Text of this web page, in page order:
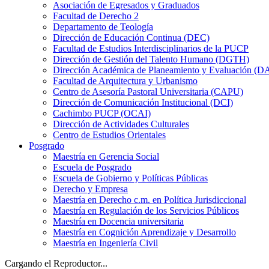
Asociación de Egresados y Graduados
Facultad de Derecho 2
Departamento de Teología
Dirección de Educación Continua (DEC)
Facultad de Estudios Interdisciplinarios de la PUCP
Dirección de Gestión del Talento Humano (DGTH)
Dirección Académica de Planeamiento y Evaluación
Facultad de Arquitectura y Urbanismo
Centro de Asesoría Pastoral Universitaria (CAPU)
Dirección de Comunicación Institucional (DCI)
Cachimbo PUCP (OCAI)
Dirección de Actividades Culturales
Centro de Estudios Orientales
Posgrado
Maestría en Gerencia Social
Escuela de Posgrado
Escuela de Gobierno y Políticas Públicas
Derecho y Empresa
Maestría en Derecho c.m. en Política Jurisdiccional
Maestría en Regulación de los Servicios Públicos
Maestría en Docencia universitaria
Maestría en Cognición Aprendizaje y Desarrollo
Maestría en Ingeniería Civil
Cargando el Reproductor...